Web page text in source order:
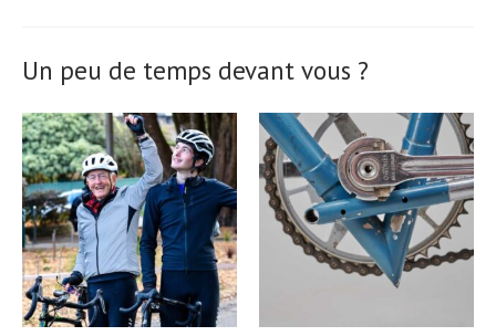
Un peu de temps devant vous ?